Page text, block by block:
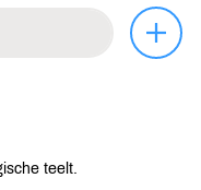
teelt.